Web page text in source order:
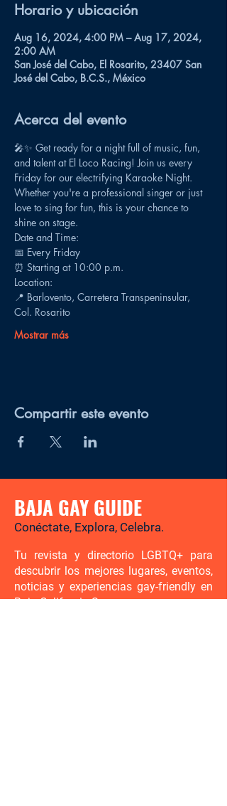
Horario y ubicación
Aug 16, 2024, 4:00 PM – Aug 17, 2024,
2:00 AM
San José del Cabo, El Rosarito, 23407 San
José del Cabo, B.C.S., México
Acerca del evento
🎤✨ Get ready for a night full of music, fun,
and talent at El Loco Racing! Join us every
Friday for our electrifying Karaoke Night.
Whether you're a professional singer or just
love to sing for fun, this is your chance to
shine on stage.
Date and Time:
📅 Every Friday
⏰ Starting at 10:00 p.m.
Location:
📍 Barlovento, Carretera Transpeninsular,
Col. Rosarito
Mostrar más
Compartir este evento
BAJA GAY GUIDE
Conéctate, Explora, Celebra.
Tu revista y directorio LGBTQ+ para
descubrir los mejores lugares, eventos,
noticias y experiencias gay-friendly en
Baja California Sur.